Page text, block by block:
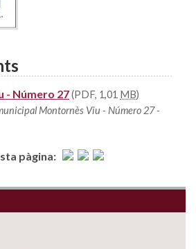
- Número 27(PDF, 1,01 MB)
Montornès Viu - Número 27 -
pàgina: